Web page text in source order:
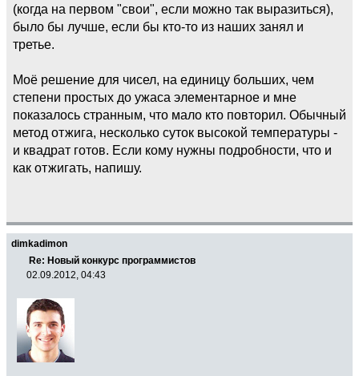
(когда на первом "свои", если можно так выразиться),
было бы лучше, если бы кто-то из наших занял и
третье.
Моё решение для чисел, на единицу больших, чем
степени простых до ужаса элементарное и мне
показалось странным, что мало кто повторил. Обычный
метод отжига, несколько суток высокой температуры -
и квадрат готов. Если кому нужны подробности, что и
как отжигать, напишу.
dimkadimon
Re: Новый конкурс программистов
02.09.2012, 04:43